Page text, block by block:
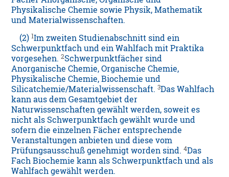
Physikalische Chemie sowie Physik, Mathematik
und Materialwissenschaften.
(2)1Im zweiten Studienabschnitt sind ein
Schwerpunktfach und ein Wahlfach mit Praktika
vorgesehen.2Schwerpunktfächer sind
Anorganische Chemie, Organische Chemie,
Physikalische Chemie, Biochemie und
Silicatchemie/Materialwissenschaft.3Das Wahlfach
kann aus dem Gesamtgebiet der
Naturwissenschaften gewählt werden, soweit es
nicht als Schwerpunktfach gewählt wurde und
sofern die einzelnen Fächer entsprechende
Veranstaltungen anbieten und diese vom
Prüfungsausschuß genehmigt worden sind.4Das
Fach Biochemie kann als Schwerpunktfach und als
Wahlfach gewählt werden.